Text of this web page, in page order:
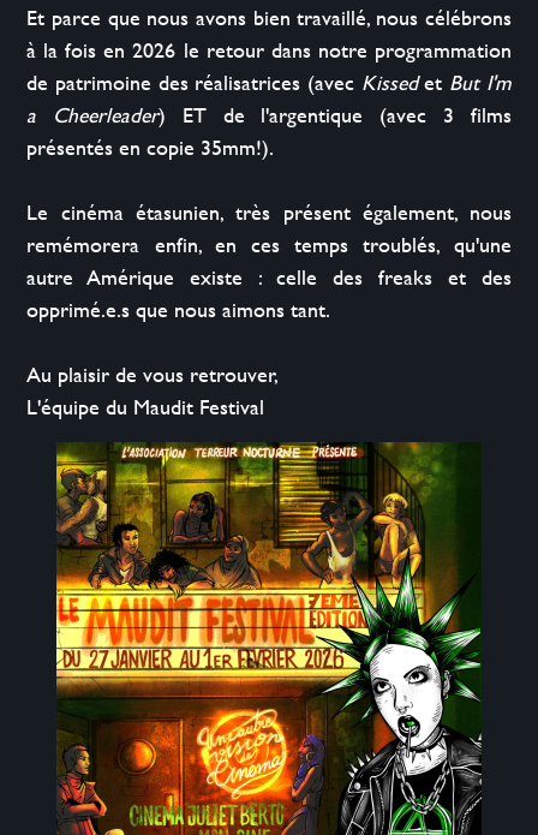
Et parce que nous avons bien travaillé, nous célébrons
à la fois en 2026 le retour dans notre programmation
de patrimoine des réalisatrices (avec Kissed et But I'm
a Cheerleader) ET de l'argentique (avec 3 films
présentés en copie 35mm!).
Le cinéma étasunien, très présent également, nous
remémorera enfin, en ces temps troublés, qu'une
autre Amérique existe : celle des freaks et des
opprimé.e.s que nous aimons tant.
Au plaisir de vous retrouver,